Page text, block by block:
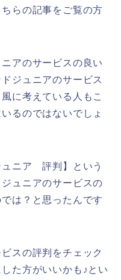
らの記事をご覧の方
アのサービスの良い
ジュニアのサービス
に考えている人もこ
るのではないでしょ
ュニア 評判】という
ュニアのサービスの
は？と思ったんです
スの評判をチェック
た方がいいかも♪とい